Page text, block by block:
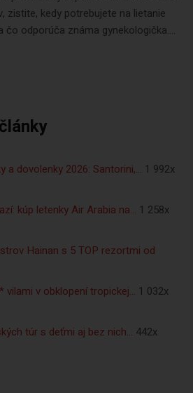
zistite, kedy potrebujete na lietanie
čo odporúča známa gynekologička....
a dovolenky 2026: Santorini,… 1 992x
kúp letenky Air Arabia na… 1 258x
Hainan s 5 TOP rezortmi od
vilami v obklopení tropickej… 1 032x
túr s deťmi aj bez nich… 442x